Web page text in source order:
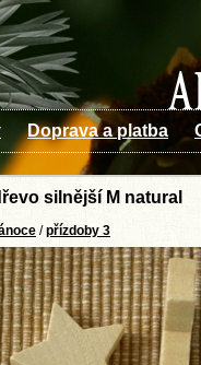
Doprava a platba
silnější M natural
/přízdoby 3